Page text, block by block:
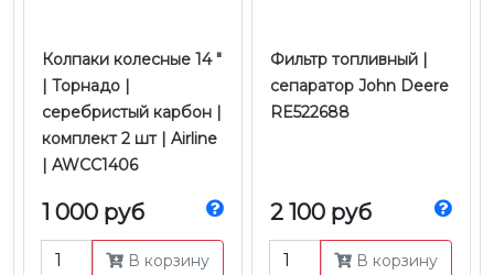
Колпаки колесные 14 "
| Торнадо |
серебристый карбон |
комплект 2 шт | Airline
| AWCC1406
1 000 руб
В корзину
Фильтр топливный |
сепаратор John Deere
RE522688
2 100 руб
В корзину